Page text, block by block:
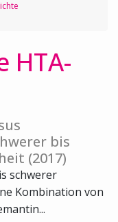
HTA-
bis
(2017)
schwerer
Kombination von